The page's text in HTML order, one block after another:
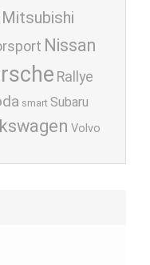
Mitsubishi
Nissan
Rallye
smart Subaru
Volvo